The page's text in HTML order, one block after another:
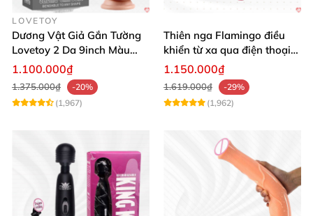
LOVETOY
Dương Vật Giả Gắn Tường
Lovetoy 2 Da 9inch Màu
Flesh Hàng Chính Hãng
1.100.000₫
1.375.000₫
-20%
(1,967)
Thiên nga Flamingo điều
khiển từ xa qua điện thoại
cực dễ dàng
1.150.000₫
1.619.000₫
-29%
(1,962)